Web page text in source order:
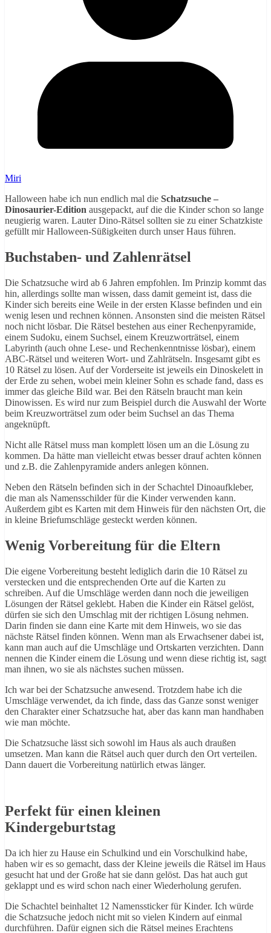
Miri
Halloween habe ich nun endlich mal die Schatzsuche –
Dinosaurier-Edition ausgepackt, auf die die Kinder schon so lange
neugierig waren. Lauter Dino-Rätsel sollten sie zu einer Schatzkiste
gefüllt mir Halloween-Süßigkeiten durch unser Haus führen.
Buchstaben- und Zahlenrätsel
Die Schatzsuche wird ab 6 Jahren empfohlen. Im Prinzip kommt das
hin, allerdings sollte man wissen, dass damit gemeint ist, dass die
Kinder sich bereits eine Weile in der ersten Klasse befinden und ein
wenig lesen und rechnen können. Ansonsten sind die meisten Rätsel
noch nicht lösbar. Die Rätsel bestehen aus einer Rechenpyramide,
einem Sudoku, einem Suchsel, einem Kreuzworträtsel, einem
Labyrinth (auch ohne Lese- und Rechenkenntnisse lösbar), einem
ABC-Rätsel und weiteren Wort- und Zahlrätseln. Insgesamt gibt es
10 Rätsel zu lösen. Auf der Vorderseite ist jeweils ein Dinoskelett in
der Erde zu sehen, wobei mein kleiner Sohn es schade fand, dass es
immer das gleiche Bild war. Bei den Rätseln braucht man kein
Dinowissen. Es wird nur zum Beispiel durch die Auswahl der Worte
beim Kreuzworträtsel zum oder beim Suchsel an das Thema
angeknüpft.
Nicht alle Rätsel muss man komplett lösen um an die Lösung zu
kommen. Da hätte man vielleicht etwas besser drauf achten können
und z.B. die Zahlenpyramide anders anlegen können.
Neben den Rätseln befinden sich in der Schachtel Dinoaufkleber,
die man als Namensschilder für die Kinder verwenden kann.
Außerdem gibt es Karten mit dem Hinweis für den nächsten Ort, die
in kleine Briefumschläge gesteckt werden können.
Wenig Vorbereitung für die Eltern
Die eigene Vorbereitung besteht lediglich darin die 10 Rätsel zu
verstecken und die entsprechenden Orte auf die Karten zu
schreiben. Auf die Umschläge werden dann noch die jeweiligen
Lösungen der Rätsel geklebt. Haben die Kinder ein Rätsel gelöst,
dürfen sie sich den Umschlag mit der richtigen Lösung nehmen.
Darin finden sie dann eine Karte mit dem Hinweis, wo sie das
nächste Rätsel finden können. Wenn man als Erwachsener dabei ist,
kann man auch auf die Umschläge und Ortskarten verzichten. Dann
nennen die Kinder einem die Lösung und wenn diese richtig ist, sagt
man ihnen, wo sie als nächstes suchen müssen.
Ich war bei der Schatzsuche anwesend. Trotzdem habe ich die
Umschläge verwendet, da ich finde, dass das Ganze sonst weniger
den Charakter einer Schatzsuche hat, aber das kann man handhaben
wie man möchte.
Die Schatzsuche lässt sich sowohl im Haus als auch draußen
umsetzen. Man kann die Rätsel auch quer durch den Ort verteilen.
Dann dauert die Vorbereitung natürlich etwas länger.
Perfekt für einen kleinen
Kindergeburtstag
Da ich hier zu Hause ein Schulkind und ein Vorschulkind habe,
haben wir es so gemacht, dass der Kleine jeweils die Rätsel im Haus
gesucht hat und der Große hat sie dann gelöst. Das hat auch gut
geklappt und es wird schon nach einer Wiederholung gerufen.
Die Schachtel beinhaltet 12 Namenssticker für Kinder. Ich würde
die Schatzsuche jedoch nicht mit so vielen Kindern auf einmal
durchführen. Dafür eignen sich die Rätsel meines Erachtens